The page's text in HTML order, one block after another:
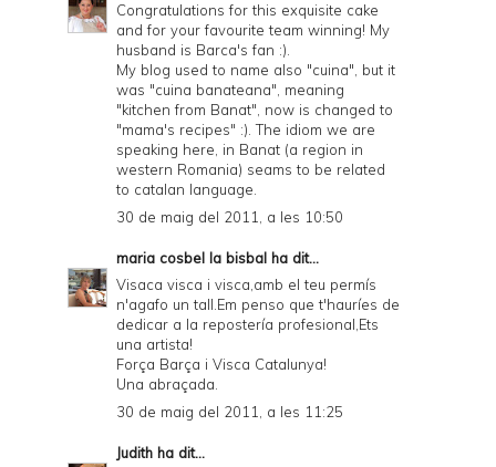
Congratulations for this exquisite cake
and for your favourite team winning! My
husband is Barca's fan :).
My blog used to name also "cuina", but it
was "cuina banateana", meaning
"kitchen from Banat", now is changed to
"mama's recipes" :). The idiom we are
speaking here, in Banat (a region in
western Romania) seams to be related
to catalan language.
30 de maig del 2011, a les 10:50
maria cosbel la bisbal ha dit...
Visaca visca i visca,amb el teu permís
n'agafo un tall.Em penso que t'hauríes de
dedicar a la repostería profesional,Ets
una artista!
Força Barça i Visca Catalunya!
Una abraçada.
30 de maig del 2011, a les 11:25
Judith ha dit...